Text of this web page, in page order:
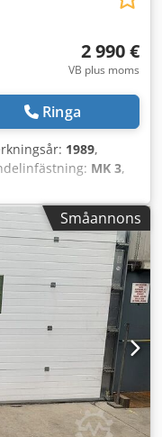
2 990 €
VB plus moms
Ringa
1989,
MK 3,
(min.):
av märket
vilket framgår av
Alzmetall Csdozl U
ca 65–1 750
med fotpedal
1989 •
funktionell Maskinen
Fraktkostnad via
är välkomna! Du
på
från platsen 42855
Småannons